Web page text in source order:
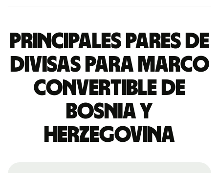
Principales pares de
divisas para marco
convertible de
Bosnia y
Herzegovina